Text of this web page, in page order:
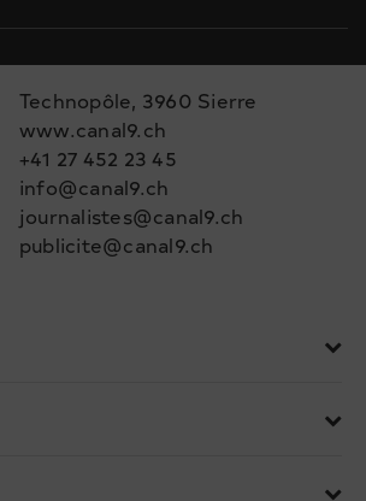
Technopôle, 3960 Sierre
www.canal9.ch
+41 27 452 23 45
info@canal9.ch
journalistes@canal9.ch
publicite@canal9.ch